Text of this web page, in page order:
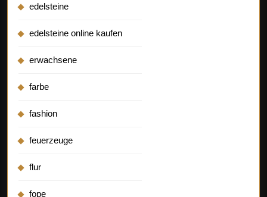
edelsteine
edelsteine online kaufen
erwachsene
farbe
fashion
feuerzeuge
flur
fope